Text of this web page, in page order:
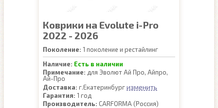
Коврики на Evolute i-Pro
2022 - 2026
Поколение: 1 поколение и рестайлинг
Наличие: Есть в наличии
Примечание: для Эволют Ай Про, Айпро,
Ай-Про
Доставка: г.Екатеринбургизменить
Гарантия: 1 год
Производитель: CARFORMA (Россия)